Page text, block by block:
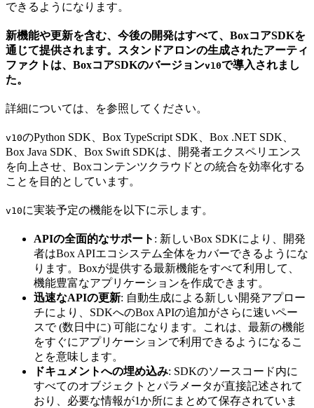
できるようになります。
新機能や更新を含む、今後の開発はすべて、BoxコアSDKを
通じて提供されます。スタンドアロンの生成されたアーティ
ファクトは、BoxコアSDKのバージョンv10で導入されまし
た。
詳細については、 を参照してください。
v10のPython SDK、Box TypeScript SDK、Box .NET SDK、
Box Java SDK、Box Swift SDKは、開発者エクスペリエンス
を向上させ、Boxコンテンツクラウドとの統合を効率化する
ことを目的としています。
v10に実装予定の機能を以下に示します。
APIの全面的なサポート : 新しいBox SDKにより、開発
者はBox APIエコシステム全体をカバーできるようにな
ります。Boxが提供する最新機能をすべて利用して、
機能豊富なアプリケーションを作成できます。
迅速なAPIの更新: 自動生成による新しい開発アプロー
チにより、SDKへのBox APIの追加がさらに速いペー
スで (数日中に) 可能になります。これは、最新の機能
をすぐにアプリケーションで利用できるようになるこ
とを意味します。
ドキュメントへの埋め込み: SDKのソースコード内に
すべてのオブジェクトとパラメータが直接記述されて
おり、必要な情報が1か所にまとめて保存されていま